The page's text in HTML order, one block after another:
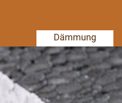
Dämmung